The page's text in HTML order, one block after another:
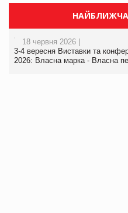
НАЙБЛИЖЧА
18 червня 2026 |
3-4 вересня Виставки та
2026: Власна марка - Власна